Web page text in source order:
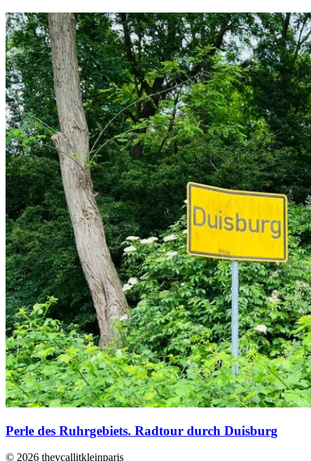
Perle des Ruhrgebiets. Radtour durch Duisburg
© 2026 theycallitkleinparis